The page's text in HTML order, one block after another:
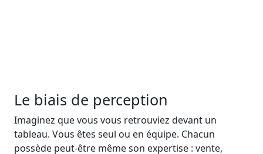
Le biais de perception
Imaginez que vous vous retrouviez devant un
tableau. Vous êtes seul ou en équipe. Chacun
possède peut-être même son expertise : vente,